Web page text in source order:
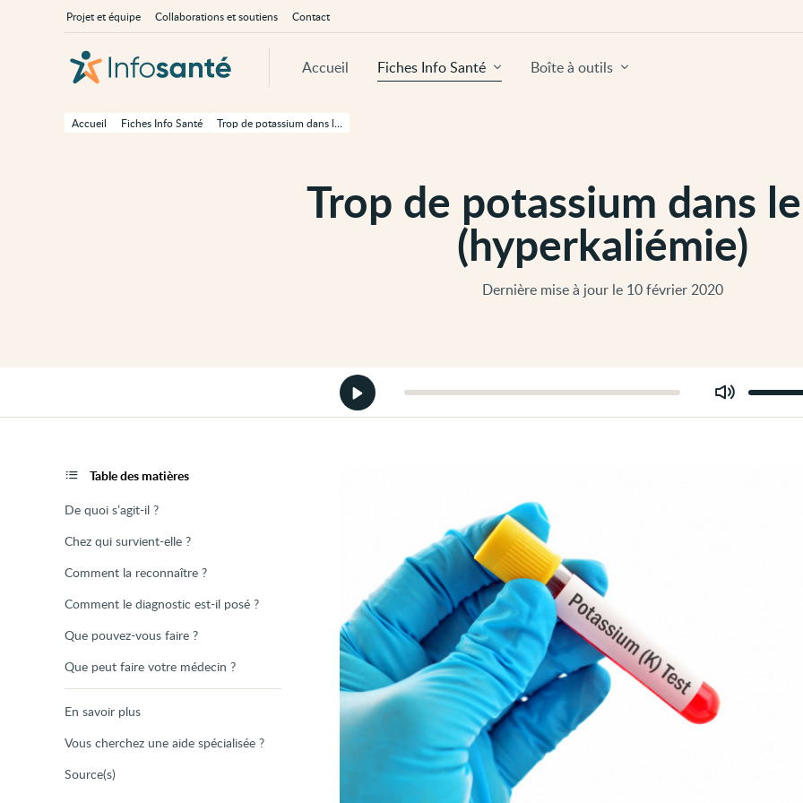
Trop de potassium dans
(hyperkaliémie)
Dernière mise à jour le 10 février 2020
Accueil Fiches Info Santé Trop de potassium dans le sang (hyperkaliémie)
principale
Accueil Fiches Info Santé Boîte à outils
À
propos
Projet et équipe Collaborations et soutiens Contact
Démarrer
la
version
Modifier
volume
Table des matières
De quoi s’agit-il ?
Chez qui survient-elle ?
Comment la reconnaître ?
Comment le diagnostic est-il posé ?
Que pouvez-vous faire ?
Que peut faire votre médecin ?
En savoir plus
Vous cherchez une aide spécialisée ?
Source(s)